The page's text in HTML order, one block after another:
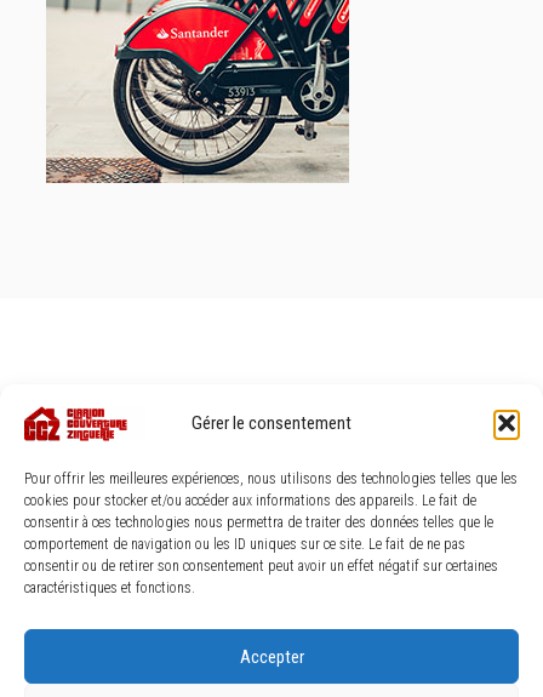
Gérer le consentement
Pour offrir les meilleures expériences, nous utilisons des technologies telles que les
cookies pour stocker et/ou accéder aux informations des appareils. Le fait de
consentir à ces technologies nous permettra de traiter des données telles que le
comportement de navigation ou les ID uniques sur ce site. Le fait de ne pas
consentir ou de retirer son consentement peut avoir un effet négatif sur certaines
caractéristiques et fonctions.
Accepter